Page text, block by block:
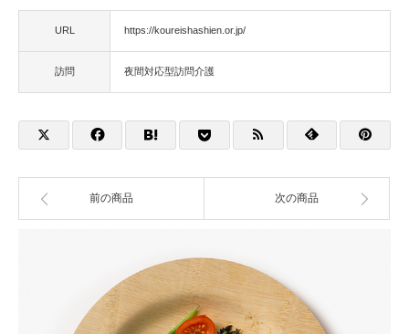
URL https://koureishashien.or.jp/
訪問 夜間対応型訪問介護
前の商品 次の商品